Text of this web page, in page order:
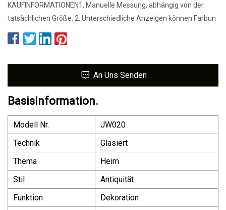
KAUFINFORMATIONEN1, Manuelle Messung, abhängig von der
tatsächlichen Größe. 2. Unterschiedliche Anzeigen können Farbun
An Uns Senden
Basisinformation.
Modell Nr.
JW020
Technik
Glasiert
Thema
Heim
Stil
Antiquität
Funktion
Dekoration